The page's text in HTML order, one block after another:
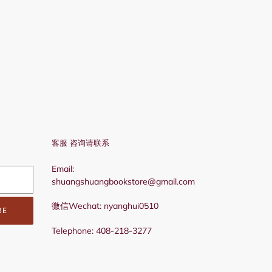
客服 咨询请联系
Email:
shuangshuangbookstore@gmail.com
微信Wechat: nyanghui0510
Telephone: 408-218-3277